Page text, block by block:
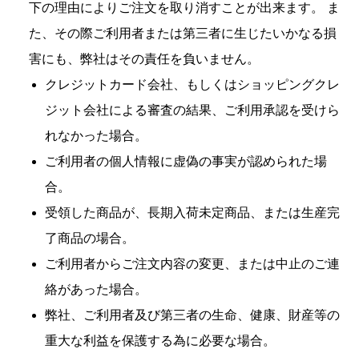
下の理由によりご注文を取り消すことが出来ます。 ま
た、その際ご利用者または第三者に生じたいかなる損
害にも、弊社はその責任を負いません。
クレジットカード会社、もしくはショッピングクレ
ジット会社による審査の結果、ご利用承認を受けら
れなかった場合。
ご利用者の個人情報に虚偽の事実が認められた場
合。
受領した商品が、長期入荷未定商品、または生産完
了商品の場合。
ご利用者からご注文内容の変更、または中止のご連
絡があった場合。
弊社、ご利用者及び第三者の生命、健康、財産等の
重大な利益を保護する為に必要な場合。